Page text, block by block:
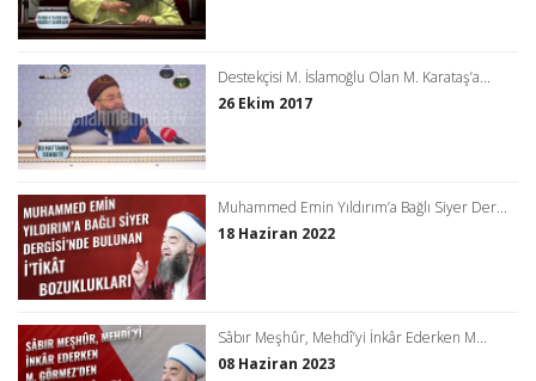
Destekçisi M. İslamoğlu Olan M. Karataş’a...
26 Ekim 2017
Muhammed Emin Yıldırım’a Bağlı Siyer Der...
18 Haziran 2022
Sâbır Meşhûr, Mehdî’yi İnkâr Ederken M...
08 Haziran 2023